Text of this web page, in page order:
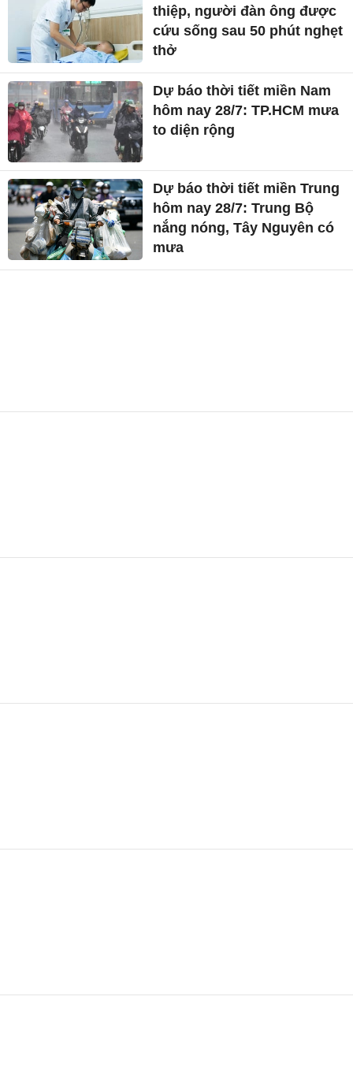
thiệp, người đàn ông được
cứu sống sau 50 phút nghẹt
thở
Dự báo thời tiết miền Nam
hôm nay 28/7: TP.HCM mưa
to diện rộng
Dự báo thời tiết miền Trung
hôm nay 28/7: Trung Bộ
nắng nóng, Tây Nguyên có
mưa